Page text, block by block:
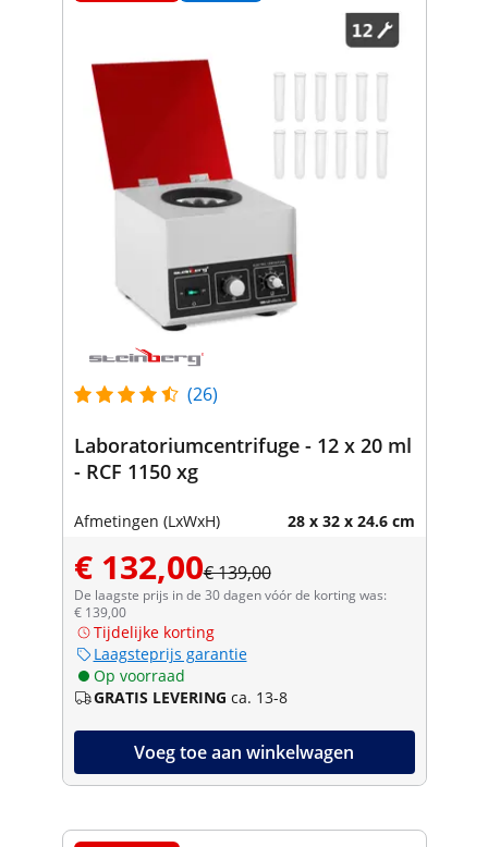
(26)
Laboratoriumcentrifuge - 12 x 20 ml
- RCF 1150 xg
Afmetingen (LxWxH) 28 x 32 x 24.6 cm
€ 132,00€ 139,00
De laagste prijs in de 30 dagen vóór de korting was:
€ 139,00
Tijdelijke korting
Laagsteprijs garantie
Op voorraad
GRATIS LEVERING ca. 13-8
Voeg toe aan winkelwagen